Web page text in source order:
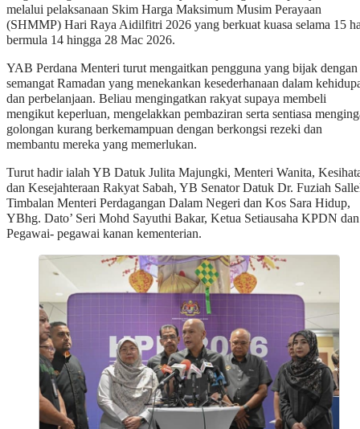
melalui pelaksanaan Skim Harga Maksimum Musim Perayaan
(SHMMP) Hari Raya Aidilfitri 2026 yang berkuat kuasa selama 15
bermula 14 hingga 28 Mac 2026.
YAB Perdana Menteri turut mengaitkan pengguna yang bijak dengan
semangat Ramadan yang menekankan kesederhanaan dalam
dan perbelanjaan. Beliau mengingatkan rakyat supaya membeli
mengikut keperluan, mengelakkan pembaziran serta sentiasa
golongan kurang berkemampuan dengan berkongsi rezeki dan
membantu mereka yang memerlukan.
Turut hadir ialah YB Datuk Julita Majungki, Menteri Wanita,
dan Kesejahteraan Rakyat Sabah, YB Senator Datuk Dr. Fuziah
Timbalan Menteri Perdagangan Dalam Negeri dan Kos Sara Hidup,
YBhg. Dato’ Seri Mohd Sayuthi Bakar, Ketua Setiausaha KPDN dan
Pegawai- pegawai kanan kementerian.